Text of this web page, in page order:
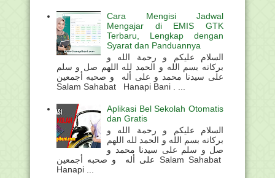
Cara Mengisi Jadwal
Mengajar di EMIS GTK
Terbaru, Lengkap dengan
Syarat dan Panduannya
السلام عليكم و رحمة الله و
بركاته بسم الله و الحمد لله اللهم صل و سلم
على سيدنا محمد و على أله و صحبه أجمعين
Salam Sahabat Hanapi Bani . ...
Aplikasi Bel Sekolah Otomatis
dan Gratis
السلام عليكم و رحمة الله و
بركاته بسم الله و الحمد لله اللهم
صل و سلم على سيدنا محمد و
على أله و صحبه أجمعين Salam Sahabat
Hanapi ...